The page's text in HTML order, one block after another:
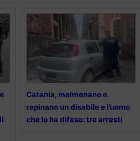
Catania, malmenano e
rapinano un disabile e l’uomo
che lo ha difeso: tre arresti